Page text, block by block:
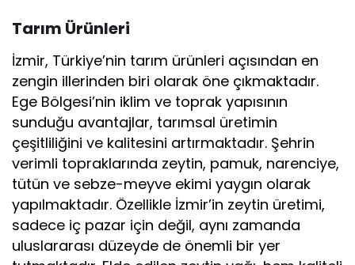
Tarım Ürünleri
İzmir, Türkiye’nin tarım ürünleri açısından en
zengin illerinden biri olarak öne çıkmaktadır.
Ege Bölgesi’nin iklim ve toprak yapısının
sunduğu avantajlar, tarımsal üretimin
çeşitliliğini ve kalitesini artırmaktadır. Şehrin
verimli topraklarında zeytin, pamuk, narenciye,
tütün ve sebze-meyve ekimi yaygın olarak
yapılmaktadır. Özellikle İzmir’in zeytin üretimi,
sadece iç pazar için değil, aynı zamanda
uluslararası düzeyde de önemli bir yer